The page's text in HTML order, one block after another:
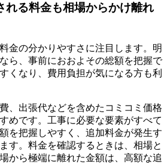
る料金も相場からかけ離れ
金の分かりやすさに注目します。明
ら、事前におおよその総額を把握で
くなり、費用負担が気になる方も利
、出張代などを含めたコミコミ価格
めです。工事に必要な要素がすべて
を把握しやすく、追加料金が発生す
す。料金を確認するときは、相場と
から極端に離れた金額は、高額な追